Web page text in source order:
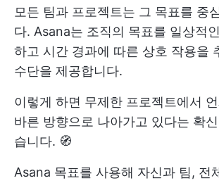
모든 팀과 프로젝트는 그 목표를 중
다. Asana는 조직의 목표를 일상적
하고 시간 경과에 따른 상호 작용을
수단을 제공합니다.
이렇게 하면 무제한 프로젝트에서
바른 방향으로 나아가고 있다는 확
습니다. 🧭
Asana 목표를 사용해 자신과 팀, 전